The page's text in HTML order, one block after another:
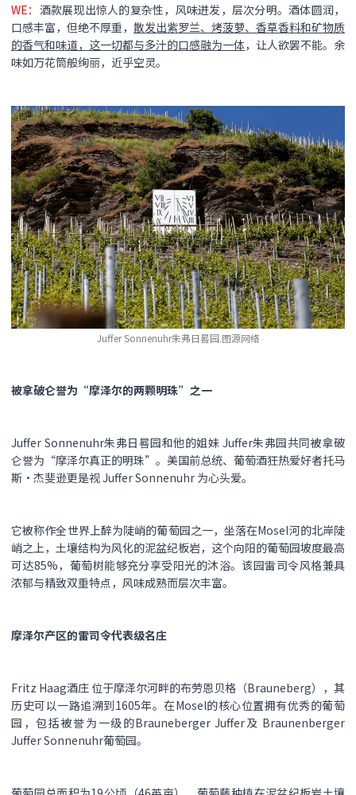
WE： 酒款展现出惊人的复杂性，风味迸发，层次分明。酒体圆润，
口感丰富，但绝不厚重， 散发出紫罗兰、烤菠萝、香草香料和矿物质
的香气和味道，这一切都与多汁的口感融为一体，让人欲罢不能。余
味如万花筒般绚丽，近乎空灵。
Juffer Sonnenuhr朱弗日晷园.图源网络
被拿破仑誉为“摩泽尔的两颗明珠”之一
Juffer Sonnenuhr朱弗日晷园和他的姐妹 Juffer朱弗园共同被拿破
仑誉为“摩泽尔真正的明珠”。美国前总统、葡萄酒狂热爱好者托马
斯·杰斐逊更是视 Juffer Sonnenuhr 为心头爱。
它被称作全世界上醉为陡峭的葡萄园之一，坐落在Mosel河的北岸陡
峭之上，土壤结构为风化的泥盆纪板岩，这个向阳的葡萄园坡度最高
可达85%，葡萄树能够充分享受阳光的沐浴。该园雷司令风格兼具
浓郁与精致双重特点，风味成熟而层次丰富。
摩泽尔产区的雷司令代表级名庄
Fritz Haag酒庄 位于摩泽尔河畔的布劳恩贝格（Brauneberg），其
历史可以一路追溯到1605年。在Mosel的核心位置拥有优秀的葡萄
园，包括被誉为一级的Brauneberger Juffer及 Braunenberger
Juffer Sonnenuhr葡萄园。